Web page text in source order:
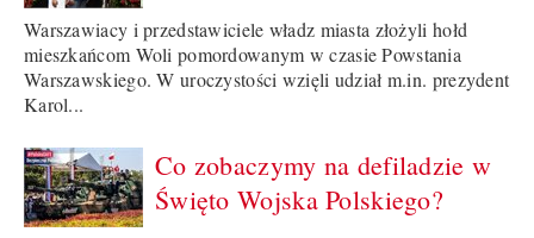
Warszawiacy i przedstawiciele władz miasta złożyli hołd
mieszkańcom Woli pomordowanym w czasie Powstania
Warszawskiego. W uroczystości wzięli udział m.in. prezydent
Karol...
Co zobaczymy na defiladzie w
Święto Wojska Polskiego?